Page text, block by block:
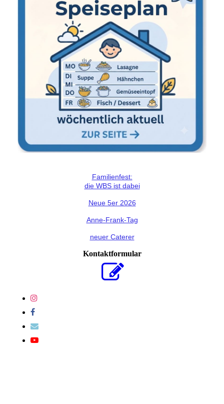
Familienfest:
die WBS ist dabei
Neue 5er 2026
Anne-Frank-Tag
neuer Caterer
Kontaktformular